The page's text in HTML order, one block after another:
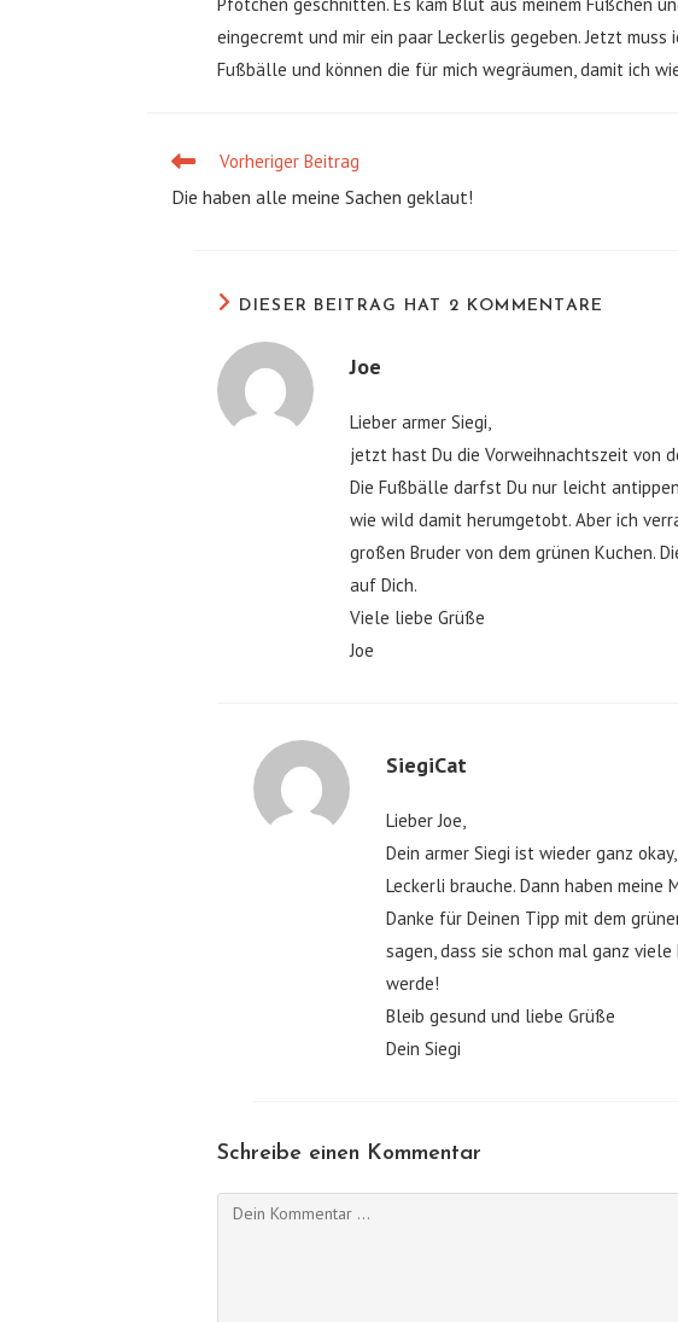
eingecremt und mir ein paar Leckerlis gegeben. Jetzt
Fußbälle und können die für mich wegräumen, damit ich
Weitere
ansehen
Vorheriger Beitrag
Die haben alle meine Sachen geklaut!
DIESER BEITRAG HAT 2 KOMMENTARE
Joe
Lieber armer Siegi,
jetzt hast Du die Vorweihnachtszeit von
Die Fußbälle darfst Du nur leicht
wie wild damit herumgetobt. Aber ich
großen Bruder von dem grünen Kuchen.
auf Dich.
Viele liebe Grüße
Joe
SiegiCat
Lieber Joe,
Dein armer Siegi ist wieder ganz
Leckerli brauche. Dann haben meine
Danke für Deinen Tipp mit dem
sagen, dass sie schon mal ganz
werde!
Bleib gesund und liebe Grüße
Dein Siegi
Schreibe einen Kommentar
Kommentieren